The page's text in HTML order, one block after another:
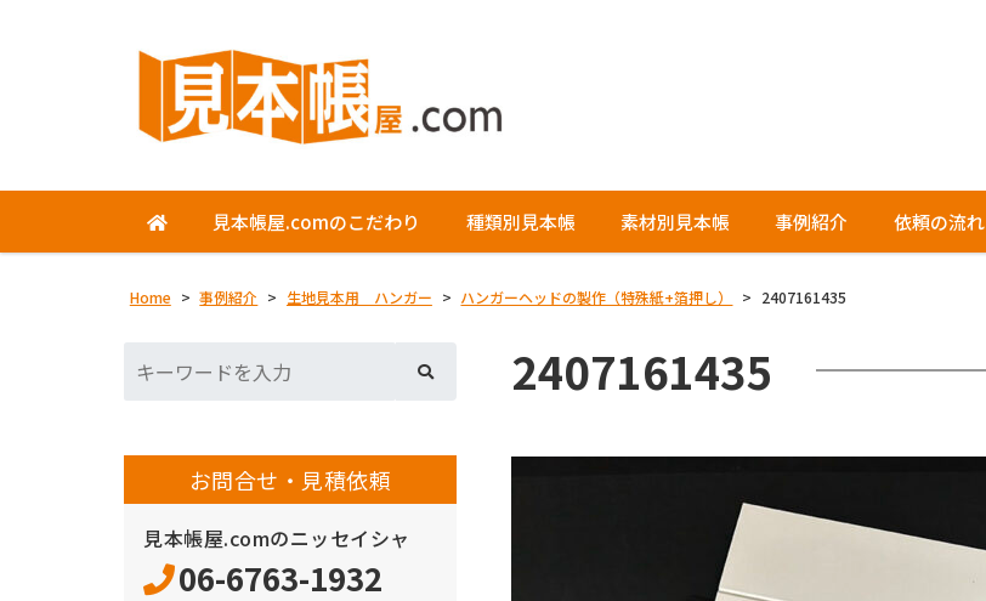
見本帳屋.comのこだわり 種類別見本帳 素材別見本帳 事例紹介 依頼の流れ
Home > 事例紹介 > 生地見本用 ハンガー > ハンガーヘッドの製作（特殊紙+箔押し） > 2407161435
2407161435
お問合せ・見積依頼
見本帳屋.comのニッセイシャ
06-6763-1932